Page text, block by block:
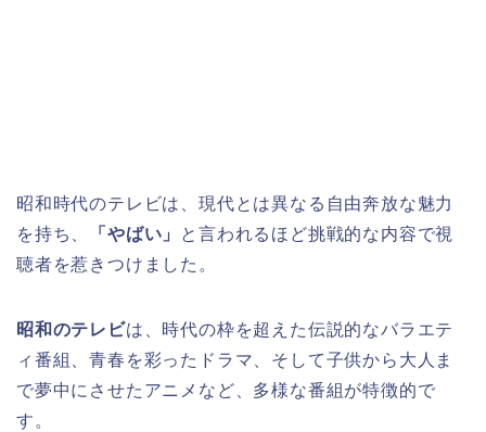
昭和時代のテレビは、現代とは異なる自由奔放な魅力
を持ち、
「やばい」
と言われるほど挑戦的な内容で視
聴者を惹きつけました。
昭和のテレビは、時代の枠を超えた伝説的なバラエテ
ィ番組、青春を彩ったドラマ、そして子供から大人ま
で夢中にさせたアニメなど、多様な番組が特徴的で
す。